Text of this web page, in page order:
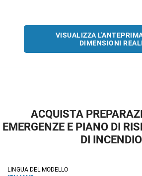
VISUALIZZA
DIMENSIONI REALI
ACQUISTA
EMERGENZE E PIANO DI
DI INCENDIO
LINGUA DEL MODELLO